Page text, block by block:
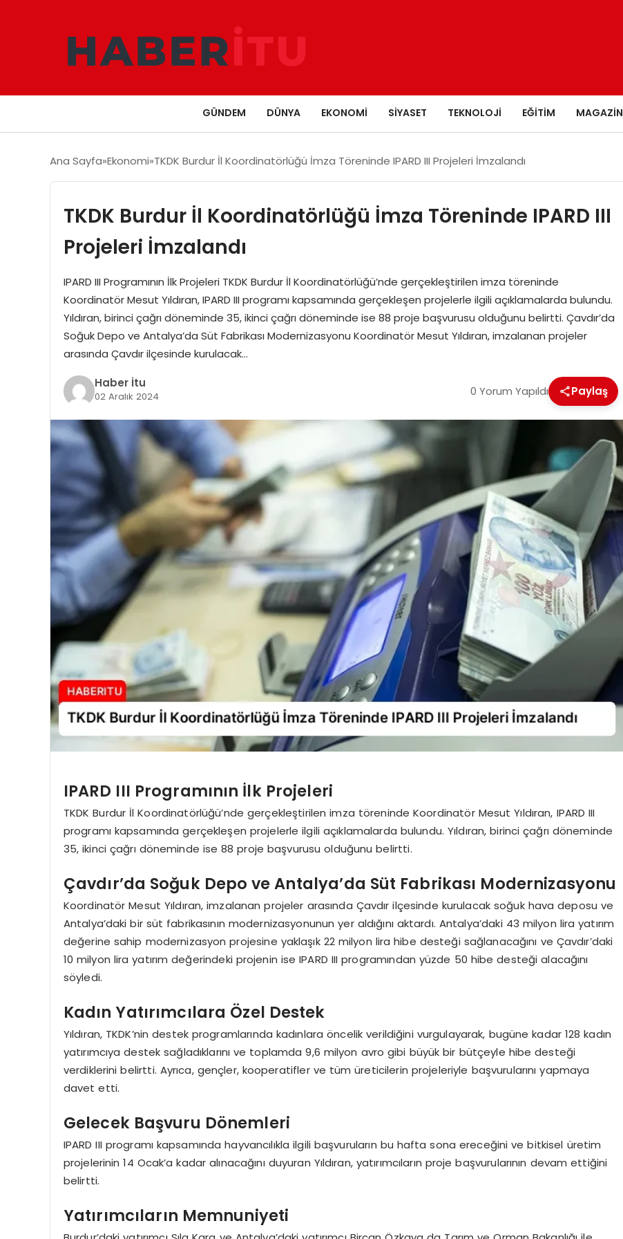
GÜNDEM DÜNYA EKONOMI SIYASET TEKNOLOJI EĞITIM MAGAZIN
Ana Sayfa Ekonomi TKDK Burdur İl Koordinatörlüğü İmza Töreninde IPARD III Projeleri İmzalandı
TKDK Burdur İl Koordinatörlüğü İmza Töreninde IPARD III
Projeleri İmzalandı
IPARD III Programının İlk Projeleri TKDK Burdur İl Koordinatörlüğü’nde gerçekleştirilen imza töreninde
Koordinatör Mesut Yıldıran, IPARD III programı kapsamında gerçekleşen projelerle ilgili açıklamalarda bulundu.
Yıldıran, birinci çağrı döneminde 35, ikinci çağrı döneminde ise 88 proje başvurusu olduğunu belirtti. Çavdır’da
Soğuk Depo ve Antalya’da Süt Fabrikası Modernizasyonu Koordinatör Mesut Yıldıran, imzalanan projeler
arasında Çavdır ilçesinde kurulacak…
Haber İtu
02 Aralık 2024 0 Yorum Yapıldı Paylaş
IPARD III Programının İlk Projeleri
TKDK Burdur İl Koordinatörlüğü’nde gerçekleştirilen imza töreninde Koordinatör Mesut Yıldıran, IPARD III
programı kapsamında gerçekleşen projelerle ilgili açıklamalarda bulundu. Yıldıran, birinci çağrı döneminde
35, ikinci çağrı döneminde ise 88 proje başvurusu olduğunu belirtti.
Çavdır’da Soğuk Depo ve Antalya’da Süt Fabrikası Modernizasyonu
Koordinatör Mesut Yıldıran, imzalanan projeler arasında Çavdır ilçesinde kurulacak soğuk hava deposu ve
Antalya’daki bir süt fabrikasının modernizasyonunun yer aldığını aktardı. Antalya’daki 43 milyon lira yatırım
değerine sahip modernizasyon projesine yaklaşık 22 milyon lira hibe desteği sağlanacağını ve Çavdır’daki
10 milyon lira yatırım değerindeki projenin ise IPARD III programından yüzde 50 hibe desteği alacağını
söyledi.
Kadın Yatırımcılara Özel Destek
Yıldıran, TKDK’nin destek programlarında kadınlara öncelik verildiğini vurgulayarak, bugüne kadar 128 kadın
yatırımcıya destek sağladıklarını ve toplamda 9,6 milyon avro gibi büyük bir bütçeyle hibe desteği
verdiklerini belirtti. Ayrıca, gençler, kooperatifler ve tüm üreticilerin projeleriyle başvurularını yapmaya
davet etti.
Gelecek Başvuru Dönemleri
IPARD III programı kapsamında hayvancılıkla ilgili başvuruların bu hafta sona ereceğini ve bitkisel üretim
projelerinin 14 Ocak’a kadar alınacağını duyuran Yıldıran, yatırımcıların proje başvurularının devam ettiğini
belirtti.
Yatırımcıların Memnuniyeti